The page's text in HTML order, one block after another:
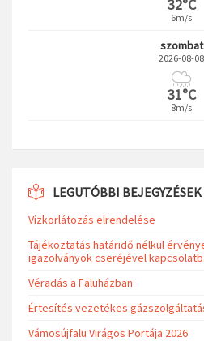
32°C
6m/s
szombat
2026-08-08
31°C
8m/s
LEGUTÓBBI BEJEGYZÉSEK
Vízkorlátozás elrendelése
Tájékoztatás határidő nélkül
igazolványok cseréjével
Véradás a Faluházban
Értesítés vezetékes
Vámosújfalu Virágos Portája 2026